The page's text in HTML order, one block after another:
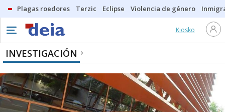
Plagas roedores Terzic Eclipse Violencia de género
Kiosko
INVESTIGACIÓN